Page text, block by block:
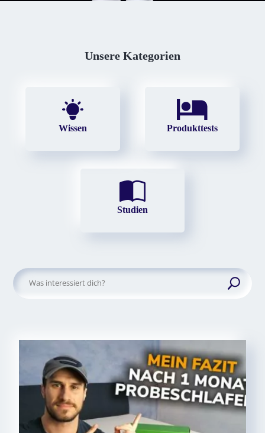
Unsere Kategorien
Wissen Produkttests
Studien
Suchen